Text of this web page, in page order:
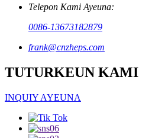
Telepon Kami Ayeuna:
0086-13673182879
frank@cnzheps.com
TUTURKEUN KAMI
INQUIY AYEUNA